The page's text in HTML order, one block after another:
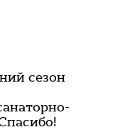
сезон